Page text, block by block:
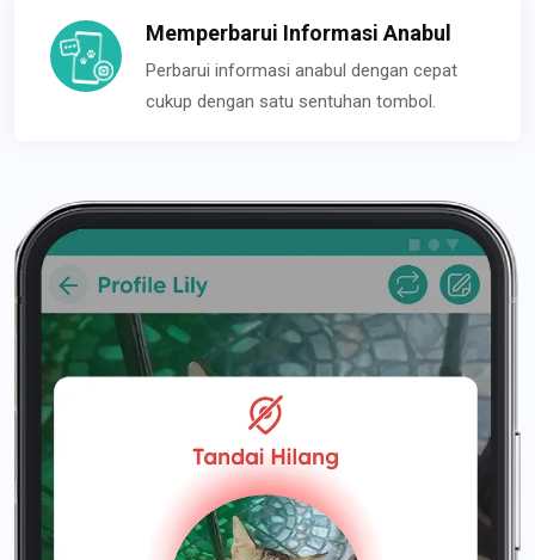
Memperbarui Informasi Anabul
Perbarui informasi anabul dengan cepat
cukup dengan satu sentuhan tombol.